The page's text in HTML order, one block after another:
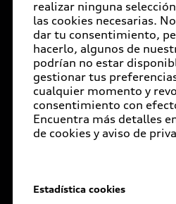
Audi Exclusive
Audi Connect
Servicio Audi
Audi Corporate
Garantía Extendida
Audi Plus
Código de conducta
Integridad y Compliance (I&C)
Sistema de denuncias
ESG
© 2026 AUDI AG. Todos los
Concesionarios
E-Newsletter
Audi Financial Services
Aviso de privacidad
Aspectos
Términos y condiciones
Declaratoria de Derechos
Este sitio es oficial de
realizar ninguna
las cookies necesarias.
dar tu consentimiento,
hacerlo, algunos de
podrían no estar
gestionar tus
cualquier momento y
consentimiento con
Encuentra más detalles
de cookies y aviso de
Estadística cookies